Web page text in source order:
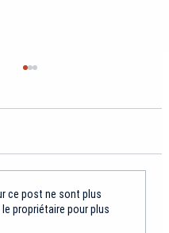
C'est avec plaisir que nous
notre rapport d'activité 2025-
impliqué·es
ce post ne sont plus
propriétaire pour plus